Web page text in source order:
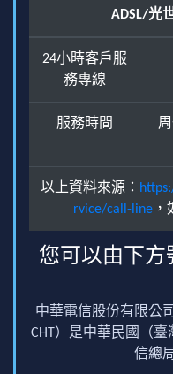
ADSL/光
24小時客戶服
務專線
服務時間
以上資料來源：
rvice/call-line
您可以由下方
中華電信股份有限公
CHT）是中華民國（
信總